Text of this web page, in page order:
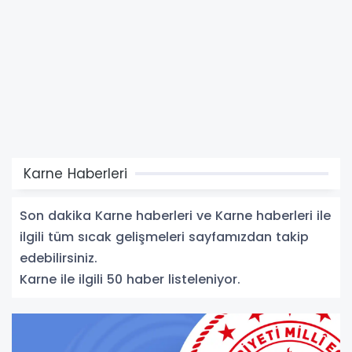
Karne Haberleri
Son dakika Karne haberleri ve Karne haberleri ile
ilgili tüm sıcak gelişmeleri sayfamızdan takip
edebilirsiniz.
Karne ile ilgili 50 haber listeleniyor.